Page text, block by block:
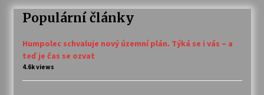
Populární články
Humpolec schvaluje nový územní plán. Týká se i vás – a
teď je čas se ozvat
4.6k views